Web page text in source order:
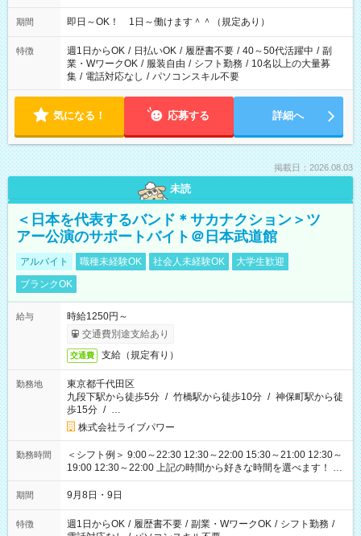
期間 即日～OK！ 1日～働けます＾＾（規定あり）
特徴 週1日からOK / 日払いOK / 履歴書不要 / 40～50代活躍中 / 副
業・WワークOK / 服装自由 / シフト勤務 / 10名以上の大量募
集 / 電話対応なし / パソコンスキル不要
気になる！ 応募する 詳細へ
掲載日：2026.08.03
未読
＜日本を代表するバンド＊サカナクション＞ツ
アー公演のサポートバイト＠日本武道館
アルバイト 職種未経験OK 社会人未経験OK
大学生歓迎
ブランクOK
給与
時給1250円～
交通費別途支給あり
交通費 支給（規定有り）
勤務地
東京都千代田区
九段下駅から徒歩5分 / 竹橋駅から徒歩10分 / 神保町駅から徒
歩15分 / …
株式会社ライブパワー
勤務時間
＜シフト例＞ 9:00～22:30 12:30～22:00 15:30～21:00 12:30～
19:00 12:30～22:00 上記の時間から好きな時間を選べます！ ※
時間は変更となる可能性があります
期間 9月8日・9日
特徴 週1日からOK / 履歴書不要 / 副業・WワークOK / シフト勤務 /